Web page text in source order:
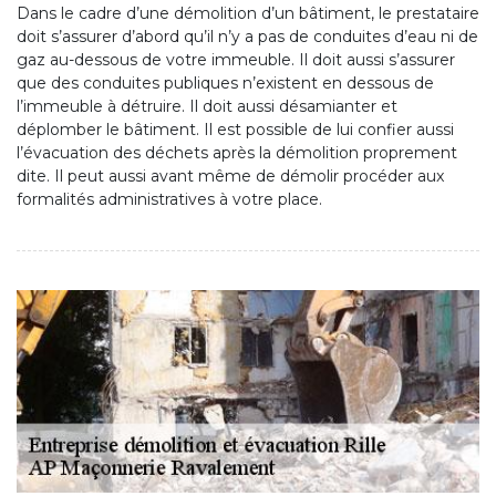
Dans le cadre d’une démolition d’un bâtiment, le prestataire
doit s’assurer d’abord qu’il n’y a pas de conduites d’eau ni de
gaz au-dessous de votre immeuble. Il doit aussi s’assurer
que des conduites publiques n’existent en dessous de
l’immeuble à détruire. Il doit aussi désamianter et
déplomber le bâtiment. Il est possible de lui confier aussi
l’évacuation des déchets après la démolition proprement
dite. Il peut aussi avant même de démolir procéder aux
formalités administratives à votre place.